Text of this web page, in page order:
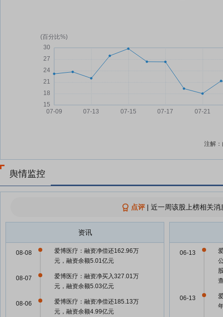
注解
舆情监控
点评| 近一周该股上榜相关
资讯
爱博医疗：融资净偿还162.96万
元，融资余额5.01亿元
08-08
爱博医疗：融资净买入327.01万
元，融资余额5.03亿元
08-07
爱博医疗：融资净偿还185.13万
元，融资余额4.99亿元
08-06
06-13
06-13